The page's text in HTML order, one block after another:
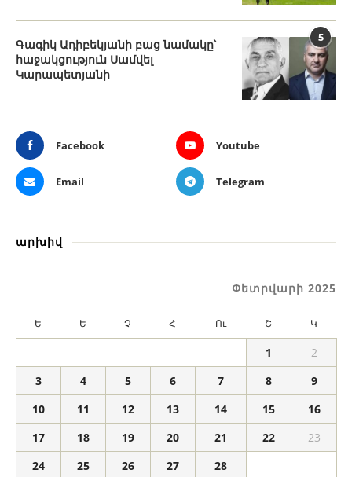
5
Գագիկ Ադիբեկյանի բաց նամակը՝
հաջակցություն Սամվել
Կարապետյանի
Facebook Youtube
Email Telegram
արխիվ
Փետրվարի 2025
Ե Ե Չ Հ Ու Շ Կ
1
2
3
4 5 6 7 8
9
10
11 12 13 14 15
16
17
18 19 20 21 22
23
24
25 26 27 28